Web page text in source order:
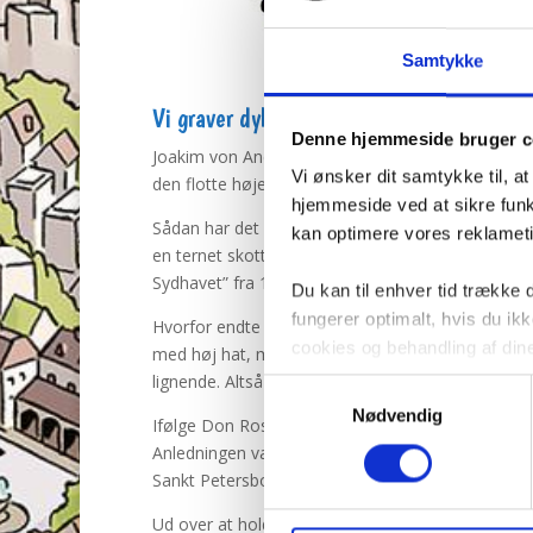
Samtykke
Denne hjemmeside bruger
Vi ønsker dit samtykke til,
hjemmeside ved at sikre
kan optimere vores
Du kan til enhver tid trække
fungerer optimalt, hvis du
cookies og behandling af
Nødvendig
Vi graver dybt i historien om onkel
Joakim von And er en velklædt ældre herre, der
den flotte høje hat, som han har båret på utallige
Sådan har det dog ikke altid været. Da Carl
en ternet skottehue, og i de næste to år havde
Sydhavet” fra 1949 (på dansk i Guldbog nr. 1),
Hvorfor endte Barks med at give Joakim netop
med høj hat, men i slutningen af 1800-tallet var
lignende. Altså den naturlige påklædning for en
Ifølge Don Rosa-historien “Verdens rigeste and”
Anledningen var, at han ville være fint klædt på,
Sankt Petersborg.
Ud over at holde ørerne varme bruger Joakim